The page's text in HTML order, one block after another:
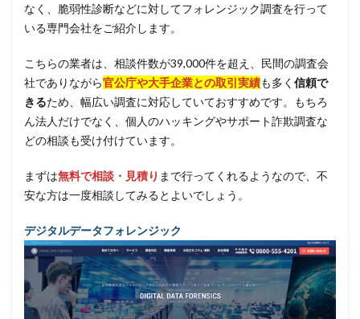
なく、脆弱性診断などに対してフォレンジック調査を行って
いる専門会社をご紹介します。
こちらの業者は、相談件数が39,000件を超え、民間の調査会
社でありながら官公庁や大手企業との取引実績も多く 信頼で
きるため、幅広い調査に対応していておすすめです。もちろ
ん法人だけでなく、個人のハッキングやサポート詐欺調査な
どの相談も受け付けています。
まずは無料で相談・見積り まで行ってくれるようなので、不
安な方は一度相談してみるとよいでしょう。
デジタルデータフォレンジック